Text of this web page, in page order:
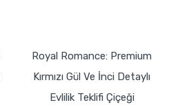
Royal Romance: Premium
Kırmızı Gül Ve İnci Detaylı
Evlilik Teklifi Çiçeği